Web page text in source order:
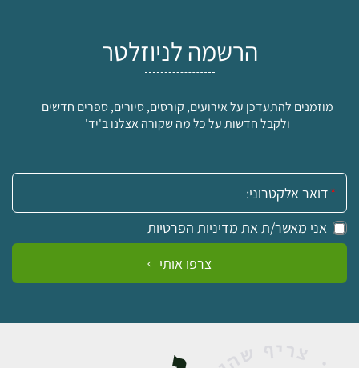
הרשמה לניוזלטר
מוזמנים להתעדכן על אירועים, קורסים, סיורים, ספרים חדשים
ולקבל חדשות על כל מה שקורה אצלנו ב'יד'
אימייל:
אני מאשר/ת את מדיניות הפרטיות
צרפו אותי